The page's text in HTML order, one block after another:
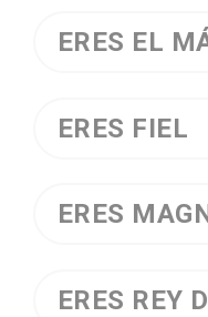
ERES EL
ERES FIEL
ERES
ERES REY